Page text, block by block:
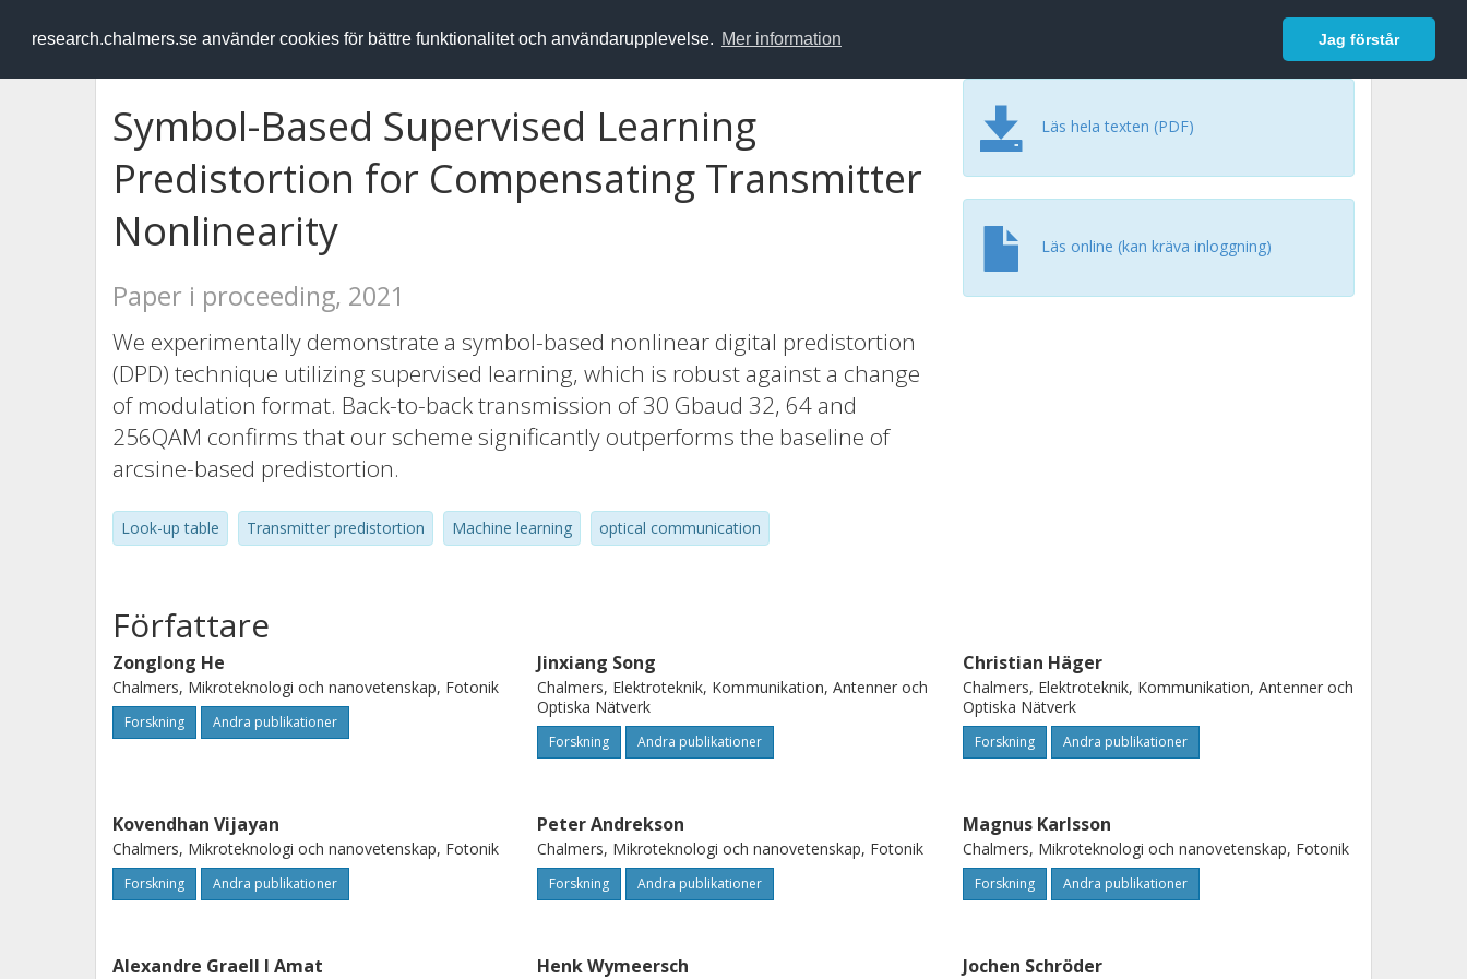
research.chalmers.se använder cookies för bättre funktionalitet och användarupplevelse. Mer information Jag förstår
RESEARCH.chalmers.se Logga in
Symbol-Based Supervised Learning
Predistortion for Compensating Transmitter
Nonlinearity
Paper i proceeding, 2021
We experimentally demonstrate a symbol-based nonlinear digital predistortion
(DPD) technique utilizing supervised learning, which is robust against a change
of modulation format. Back-to-back transmission of 30 Gbaud 32, 64 and
256QAM confirms that our scheme significantly outperforms the baseline of
arcsine-based predistortion.
Look-up table Transmitter predistortion Machine learning optical communication
Läs hela texten (PDF)
Läs online (kan kräva inloggning)
Författare
Zonglong He
Chalmers, Mikroteknologi och nanovetenskap, Fotonik
Forskning Andra publikationer
Jinxiang Song
Chalmers, Elektroteknik, Kommunikation, Antenner och
Optiska Nätverk
Forskning Andra publikationer
Christian Häger
Chalmers, Elektroteknik, Kommunikation, Antenner och
Optiska Nätverk
Forskning Andra publikationer
Kovendhan Vijayan
Chalmers, Mikroteknologi och nanovetenskap, Fotonik
Forskning Andra publikationer
Peter Andrekson
Chalmers, Mikroteknologi och nanovetenskap, Fotonik
Forskning Andra publikationer
Magnus Karlsson
Chalmers, Mikroteknologi och nanovetenskap, Fotonik
Forskning Andra publikationer
Alexandre Graell I Amat Henk Wymeersch Jochen Schröder